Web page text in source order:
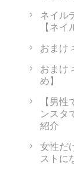
ネイル
【ネ
おまけ
おまけ
め】
【男
ンスタ
紹介
女性だ
ストに